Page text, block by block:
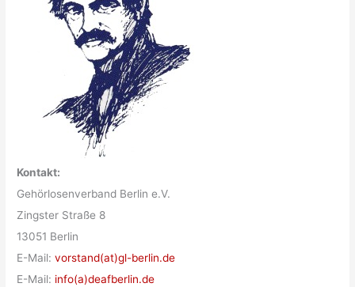
Kontakt:
Gehörlosenverband Berlin e.V.
Zingster Straße 8
13051 Berlin
E-Mail:vorstand(at)gl-berlin.de
E-Mail: info(a)deafberlin.de